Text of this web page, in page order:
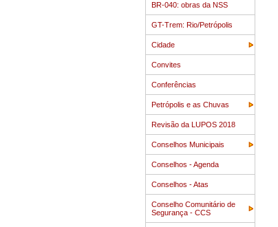
BR-040: obras da NSS
GT-Trem: Rio/Petrópolis
Cidade
Convites
Conferências
Petrópolis e as Chuvas
Revisão da LUPOS 2018
Conselhos Municipais
Conselhos - Agenda
Conselhos - Atas
Conselho Comunitário de
Segurança - CCS